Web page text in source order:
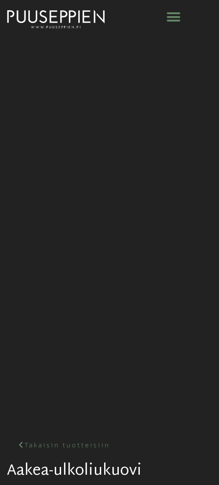
Takaisin tuotteisiin
Aakea-ulkoliukuovi